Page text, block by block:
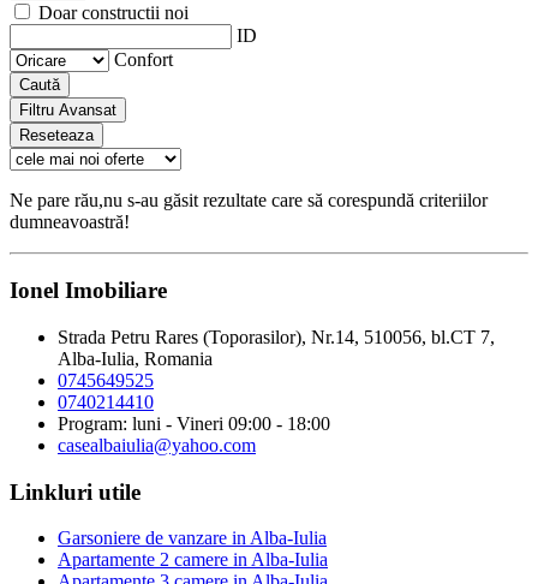
Doar constructii noi
ID
Confort
Caută
Filtru Avansat
Reseteaza
Ne pare rău,nu s-au găsit rezultate care să corespundă criteriilor
dumneavoastră!
Ionel Imobiliare
Strada Petru Rares (Toporasilor), Nr.14, 510056, bl.CT 7,
Alba-Iulia, Romania
0745649525
0740214410
Program: luni - Vineri 09:00 - 18:00
casealbaiulia@yahoo.com
Linkluri utile
Garsoniere de vanzare in Alba-Iulia
Apartamente 2 camere in Alba-Iulia